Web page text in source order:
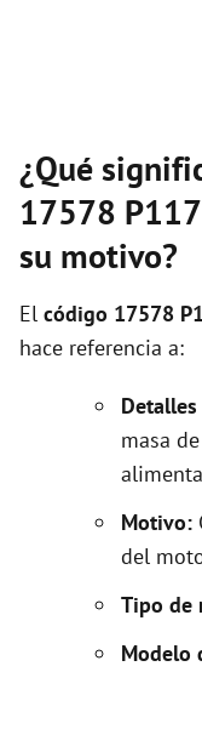
¿Qué
17578
su motivo?
El código 17578
hace referencia a:
masa
Motivo:
del
Tipo de
Modelo